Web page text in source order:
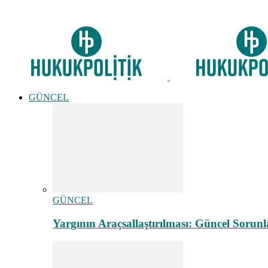
GÜNCEL
GÜNCEL
Yargının Araçsallaştırılması: Güncel